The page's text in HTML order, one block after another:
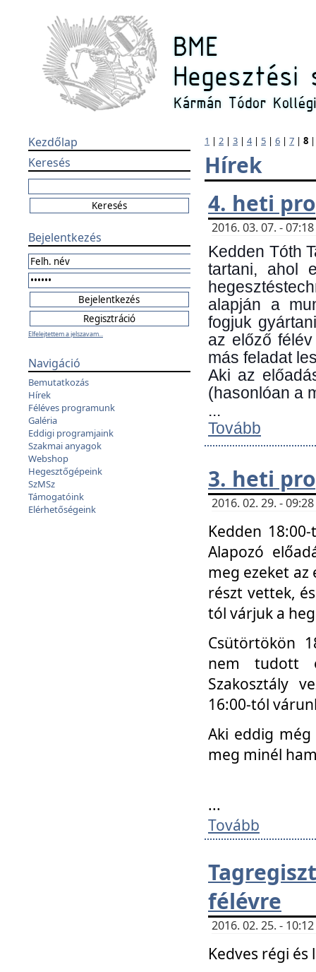
Kezdőlap
Keresés
Bejelentkezés
Elfelejtettem a jelszavam...
Navigáció
Bemutatkozás
Hírek
Féléves programunk
Galéria
Eddigi programjaink
Szakmai anyagok
Webshop
Hegesztőgépeink
SzMSz
Támogatóink
Elérhetőségeink
1 | 2 | 3 | 4| 5 | 6 | 7 | 8
Hírek
4. heti
2016. 03. 07. -
Kedden Tóth
tartani, ahol
alapján a
fogjuk
az előző
más feladat
Aki az
(hasonlóan a
...
Tovább
3. heti
2016. 02. 29. -
Kedden
Alapozó
meg ezeket
részt vettek,
tól várjuk a
Csütörtökön
nem tudott
Szakosztály
16:00-tól
Aki eddig
meg minél
...
Tovább
félévre
2016. 02. 25. -
Kedves régi